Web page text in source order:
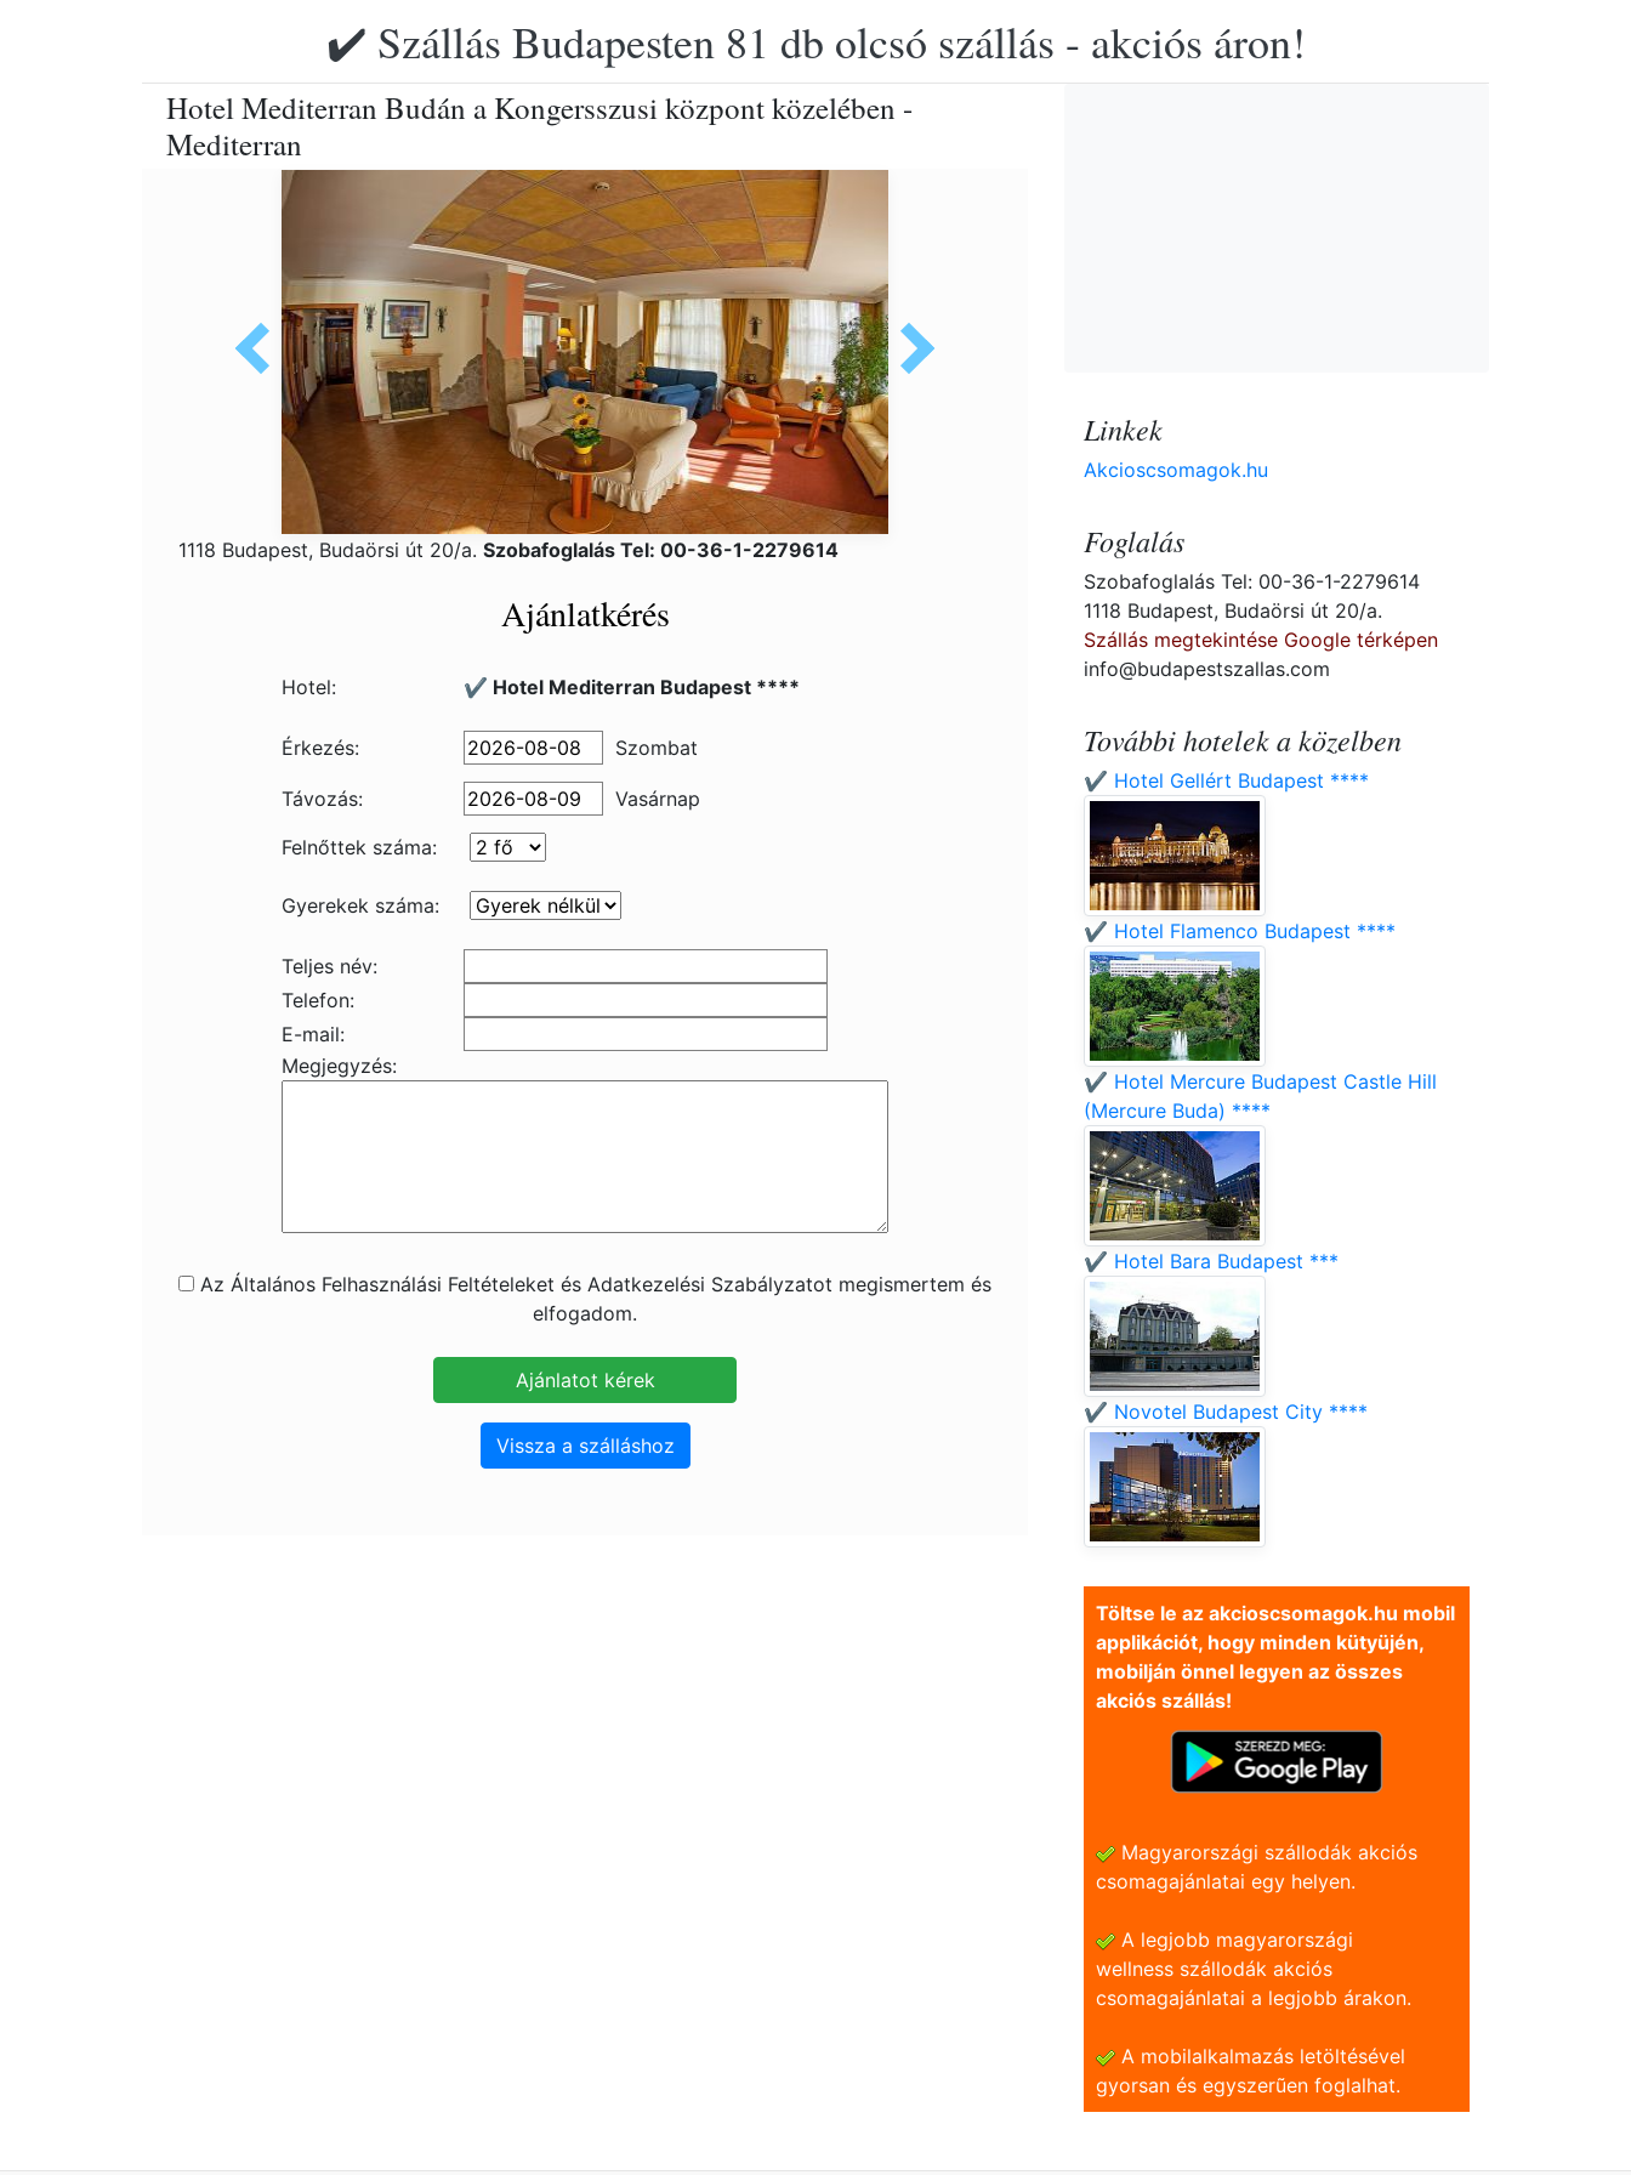
✔️ Szállás Budapesten 81 db olcsó szállás - akciós áron!
Hotel Mediterran Budán a Kongersszusi központ közelében -
Mediterran
1118 Budapest, Budaörsi út 20/a. Szobafoglalás Tel: 00-36-1-2279614
Ajánlatkérés
Hotel: ✔️ Hotel Mediterran Budapest ****
Érkezés: Szombat
Távozás:
Vasárnap
Felnőttek száma:
Gyerekek száma:
Teljes név:
Telefon:
E-mail:
Megjegyzés:
Az Általános Felhasználási Feltételeket és Adatkezelési Szabályzatot megismertem és
elfogadom.
Vissza a szálláshoz
Linkek
Akcioscsomagok.hu
Foglalás
Szobafoglalás Tel: 00-36-1-2279614
1118 Budapest, Budaörsi út 20/a.
Szállás megtekintése Google térképen
info@budapestszallas.com
További hotelek a közelben
✔️ Hotel Gellért Budapest ****
✔️ Hotel Flamenco Budapest ****
✔️ Hotel Mercure Budapest Castle Hill
(Mercure Buda) ****
✔️ Hotel Bara Budapest ***
✔️ Novotel Budapest City ****
Töltse le az akcioscsomagok.hu mobil
applikációt, hogy minden kütyüjén,
mobilján önnel legyen az összes
akciós szállás!
Magyarországi szállodák akciós
csomagajánlatai egy helyen.
A legjobb magyarországi
wellness szállodák akciós
csomagajánlatai a legjobb árakon.
A mobilalkalmazás letöltésével
gyorsan és egyszerũen foglalhat.